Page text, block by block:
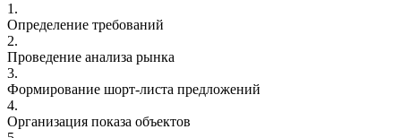
1.
Определение требований
2.
Проведение анализа рынка
3.
Формирование шорт-листа предложений
4.
Организация показа объектов